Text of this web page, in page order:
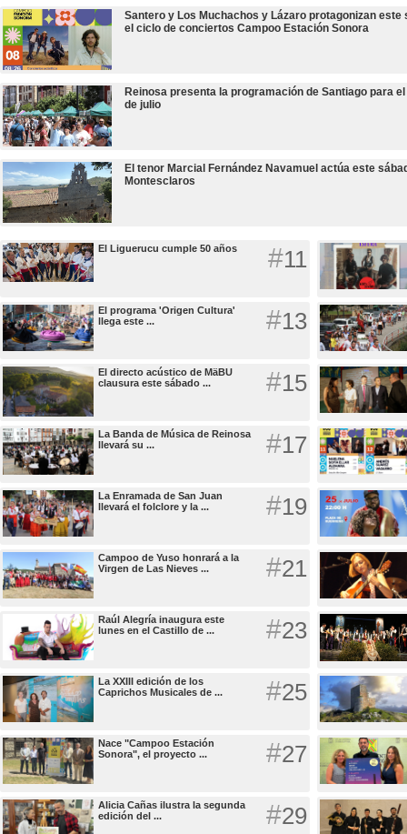
Santero y Los Muchachos y Lázaro protagonizan este
el ciclo de conciertos Campoo Estación Sonora
Reinosa presenta la programación de Santiago para el
de julio
El tenor Marcial Fernández Navamuel actúa este
Montesclaros
#11
El Liguerucu cumple 50 años
#13
El programa 'Origen Cultura'
llega este ...
#15
El directo acústico de MäBU
clausura este sábado ...
#17
La Banda de Música de Reinosa
llevará su ...
#19
La Enramada de San Juan
llevará el folclore y la ...
#21
Campoo de Yuso honrará a la
Virgen de Las Nieves ...
#23
Raúl Alegría inaugura este
lunes en el Castillo de ...
#25
La XXIII edición de los
Caprichos Musicales de ...
#27
Nace "Campoo Estación
Sonora", el proyecto ...
#29
Alicia Cañas ilustra la segunda
edición del ...